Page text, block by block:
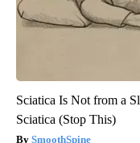
Sciatica Is Not from a
Sciatica (Stop This)
SmoothSpine